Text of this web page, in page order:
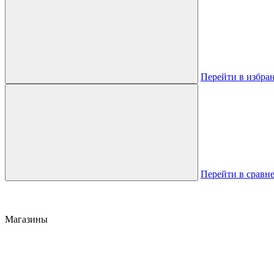
Перейти в
Перейти в
Магазины